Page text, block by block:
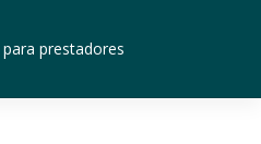
prestadores